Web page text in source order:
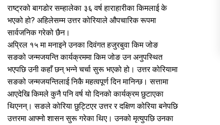
राष्ट्रको बागडोर सम्हालेका ३६ वर्ष हाराहारीका किमलाई के
भएको हो? अहिलेसम्म उत्तर कोरियाले औपचारिक रूपमा
सार्वजनिक गरेको छैन।
अप्रिल १५ मा मनाइने उनका दिवंगत हजुरबुवा किम जोङ
सङको जन्मजयन्ति कार्यक्रममा किम जोङ उन अनुपस्थित
भएपछि उनी कहाँ छन् भन्ने चर्चा सुरू भएको हो। उत्तर कोरियामा
सङको जन्मजयन्तिलाई निकै महत्वपूर्ण दिन मानिन्छ। सत्तामा
आएदेखि किमले कुनै पनि वर्ष यो दिनको कार्यक्रम छुटाएका
थिएनन्। सङले कोरिया छुट्टिएर उत्तर र दक्षिण कोरिया बनेपछि
उत्तरमा आफ्नो शासन सुरू गरेका थिए। उनको मृत्युपछि उनका